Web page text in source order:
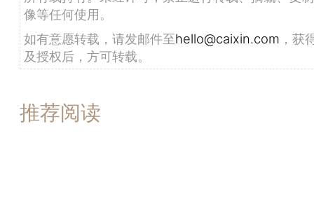
像等任何使用。
如有意愿转载，请发邮件至hello@caixin.com ，获
及授权后，方可转载。
推荐阅读